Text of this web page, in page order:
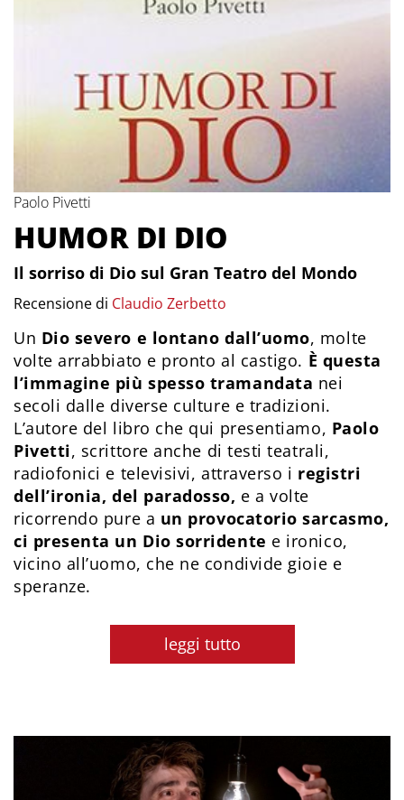
Paolo Pivetti
HUMOR DI DIO
Il sorriso di Dio sul Gran Teatro del Mondo
Recensione di Claudio Zerbetto
Un Dio severo e lontano dall’uomo, molte
volte arrabbiato e pronto al castigo. È questa
l’immagine più spesso tramandata nei
secoli dalle diverse culture e tradizioni.
L’autore del libro che qui presentiamo, Paolo
Pivetti, scrittore anche di testi teatrali,
radiofonici e televisivi, attraverso i registri
dell’ironia, del paradosso, e a volte
ricorrendo pure a un provocatorio sarcasmo,
ci presenta un Dio sorridente e ironico,
vicino all’uomo, che ne condivide gioie e
speranze.
leggi tutto